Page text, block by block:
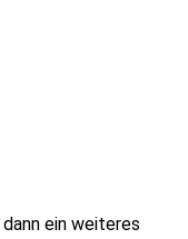
ein weiteres